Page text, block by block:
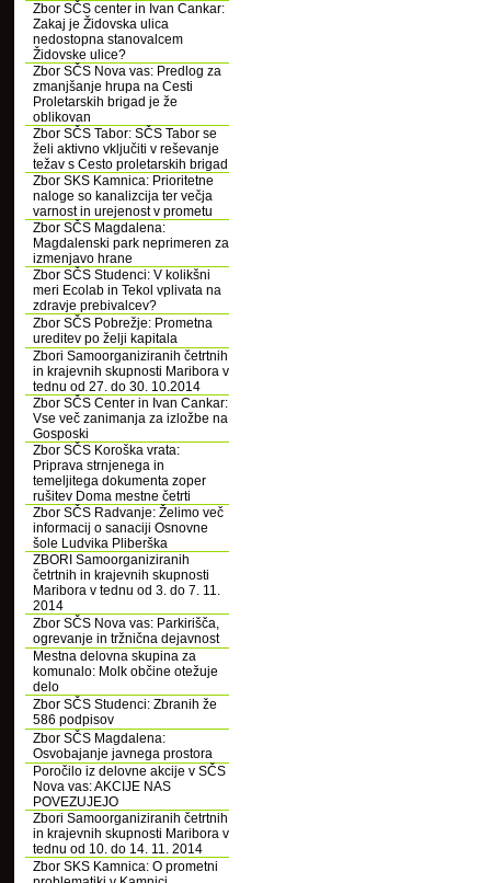
Zbor SČS center in Ivan Cankar:
Zakaj je Židovska ulica
nedostopna stanovalcem
Židovske ulice?
Zbor SČS Nova vas: Predlog za
zmanjšanje hrupa na Cesti
Proletarskih brigad je že
oblikovan
Zbor SČS Tabor: SČS Tabor se
želi aktivno vključiti v reševanje
težav s Cesto proletarskih brigad
Zbor SKS Kamnica: Prioritetne
naloge so kanalizcija ter večja
varnost in urejenost v prometu
Zbor SČS Magdalena:
Magdalenski park neprimeren za
izmenjavo hrane
Zbor SČS Studenci: V kolikšni
meri Ecolab in Tekol vplivata na
zdravje prebivalcev?
Zbor SČS Pobrežje: Prometna
ureditev po želji kapitala
Zbori Samoorganiziranih četrtnih
in krajevnih skupnosti Maribora v
tednu od 27. do 30. 10.2014
Zbor SČS Center in Ivan Cankar:
Vse več zanimanja za izložbe na
Gosposki
Zbor SČS Koroška vrata:
Priprava strnjenega in
temeljitega dokumenta zoper
rušitev Doma mestne četrti
Zbor SČS Radvanje: Želimo več
informacij o sanaciji Osnovne
šole Ludvika Pliberška
ZBORI Samoorganiziranih
četrtnih in krajevnih skupnosti
Maribora v tednu od 3. do 7. 11.
2014
Zbor SČS Nova vas: Parkirišča,
ogrevanje in tržnična dejavnost
Mestna delovna skupina za
komunalo: Molk občine otežuje
delo
Zbor SČS Studenci: Zbranih že
586 podpisov
Zbor SČS Magdalena:
Osvobajanje javnega prostora
Poročilo iz delovne akcije v SČS
Nova vas: AKCIJE NAS
POVEZUJEJO
Zbori Samoorganiziranih četrtnih
in krajevnih skupnosti Maribora v
tednu od 10. do 14. 11. 2014
Zbor SKS Kamnica: O prometni